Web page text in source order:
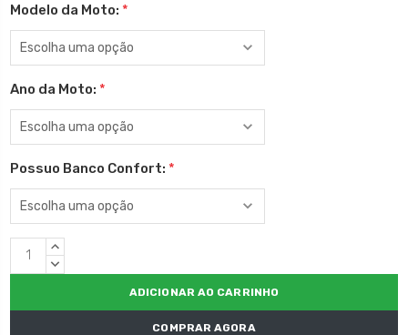
Modelo da Moto: *
Ano da Moto: *
Possuo Banco Confort: *
EstoqueQUANTIDADE
CRESCENTE:
QUANTIDADE
COMPRAR AGORA